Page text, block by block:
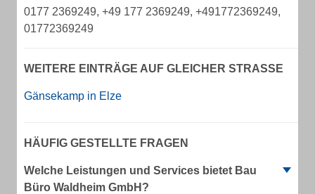
0177 2369249, +49 177 2369249, +491772369249,
01772369249
WEITERE EINTRÄGE AUF GLEICHER STRASSE
Gänsekamp in Elze
HÄUFIG GESTELLTE FRAGEN
Welche Leistungen und Services bietet Bau
Büro Waldheim GmbH?